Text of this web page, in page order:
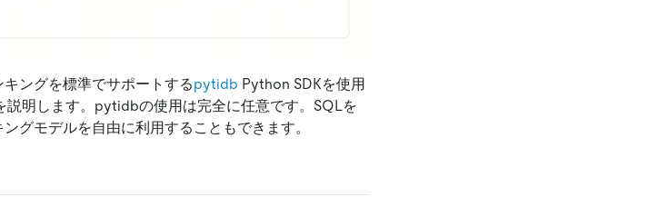
ングを標準でサポートするpytidb Python SDKを使用
説明します。pytidbの使用は完全に任意です。SQLを
グモデルを自由に利用することもできます。